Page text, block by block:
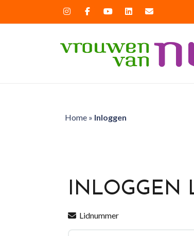
Home» Inloggen
INLOGGEN
Lidnummer